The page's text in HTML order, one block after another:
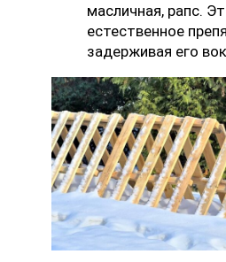
масличная, рапс.
естественное
задерживая его